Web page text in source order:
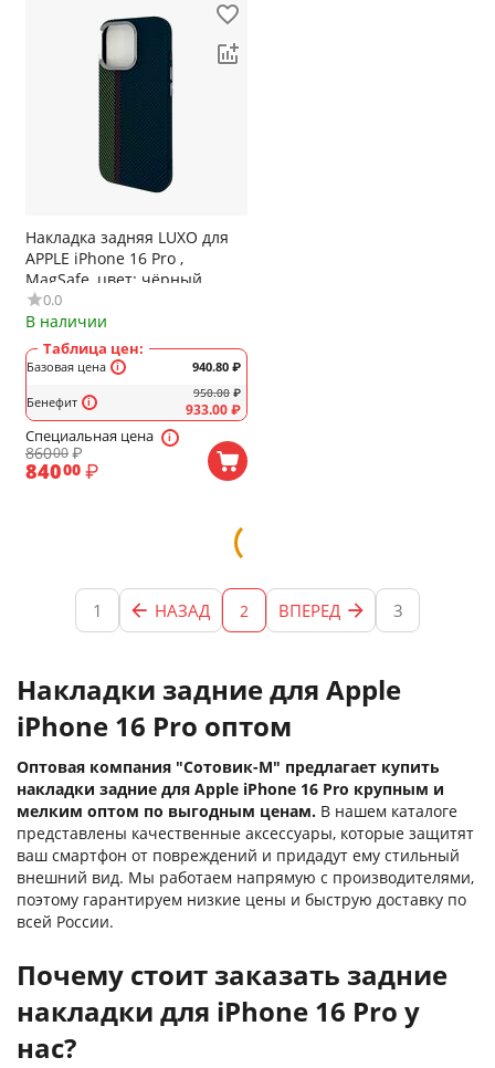
Накладка задняя LUXO для
APPLE iPhone 16 Pro ,
MagSafe, цвет: чёрный,
зелёный
0.0
В наличии
Таблица цен:
Базовая цена
Бенефит
940.80 ₽
950.00 ₽
933.00₽
Специальная цена
86000 ₽
84000 ₽
1 НАЗАД 2 ВПЕРЕД 3
Накладки задние для Apple
iPhone 16 Pro оптом
Оптовая компания "Сотовик-М" предлагает купить
накладки задние для Apple iPhone 16 Pro крупным и
мелким оптом по выгодным ценам. В нашем каталоге
представлены качественные аксессуары, которые защитят
ваш смартфон от повреждений и придадут ему стильный
внешний вид. Мы работаем напрямую с производителями,
поэтому гарантируем низкие цены и быструю доставку по
всей России.
Почему стоит заказать задние
накладки для iPhone 16 Pro у
нас?